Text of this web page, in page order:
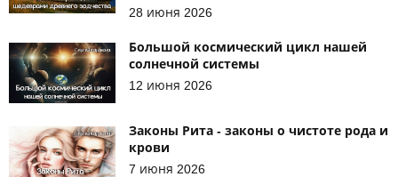
28 июня 2026
Большой космический цикл нашей
солнечной системы
12 июня 2026
Законы Рита - законы о чистоте рода и
крови
7 июня 2026